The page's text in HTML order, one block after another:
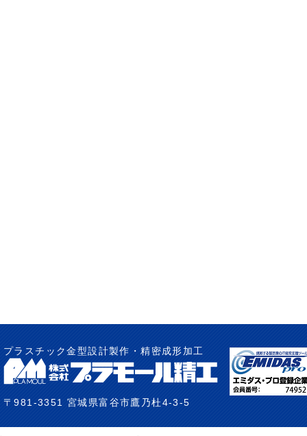
プラスチック金型設計製作・精密成形加工
〒981-3351 宮城県富谷市鷹乃杜4-3-5